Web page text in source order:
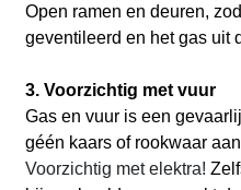
Open ramen en deuren,
geventileerd en het gas uit
3. Voorzichtig met vuur
Gas en vuur is een
géén kaars of rookwaar
Voorzichtig met elektra!